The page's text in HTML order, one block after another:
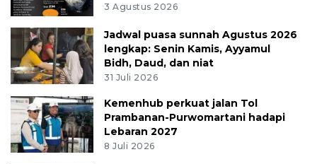
3 Agustus 2026
Jadwal puasa sunnah Agustus 2026
lengkap: Senin Kamis, Ayyamul
Bidh, Daud, dan niat
31 Juli 2026
Kemenhub perkuat jalan Tol
Prambanan-Purwomartani hadapi
Lebaran 2027
8 Juli 2026